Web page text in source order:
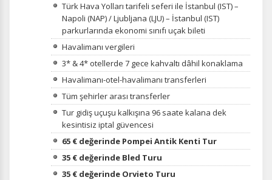
Türk Hava Yolları tarifeli seferi ile İstanbul (IST) –
Napoli (NAP) / Ljubljana (LJU) – İstanbul (IST)
parkurlarında ekonomi sınıfı uçak bileti
Havalimanı vergileri
3* & 4* otellerde 7 gece kahvaltı dâhil konaklama
Havalimanı-otel-havalimanı transferleri
Tüm şehirler arası transferler
Tur gidiş uçuşu kalkışına 96 saate kalana dek
kesintisiz iptal güvencesi
65 € değerinde Pompei Antik Kenti Tur
35 € değerinde Bled Turu
35 € değerinde Orvieto Turu